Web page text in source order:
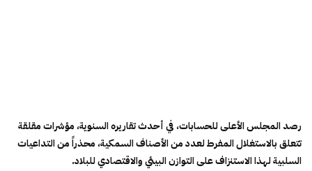
رصد المجلس الأعلى للحسابات، في أحدث تقاريره السنوية، مؤشرات مقلقة
تتعلق بالاستغلال المفرط لعدد من الأصناف السمكية، محذراً من التداعيات
السلبية لهذا الاستنزاف على التوازن البيئي والاقتصادي للبلاد.